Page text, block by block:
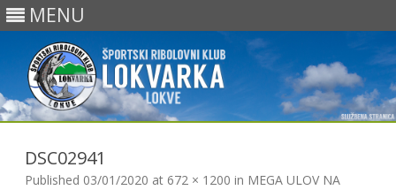
MENU
DSC02941
Published 03/01/2020 at 672 × 1200 in MEGA ULOV NA